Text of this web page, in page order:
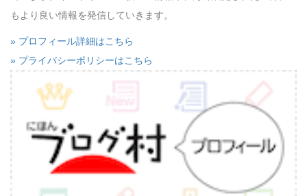
もより良い情報を発信していきます。
» プロフィール詳細はこちら
» プライバシーポリシーはこちら